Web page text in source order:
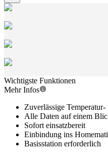
Wichtigste Funktionen
Mehr Infos
Zuverlässige
Alle Daten auf einem
Sofort einsatzbereit
Einbindung ins
Basisstation erforderlich